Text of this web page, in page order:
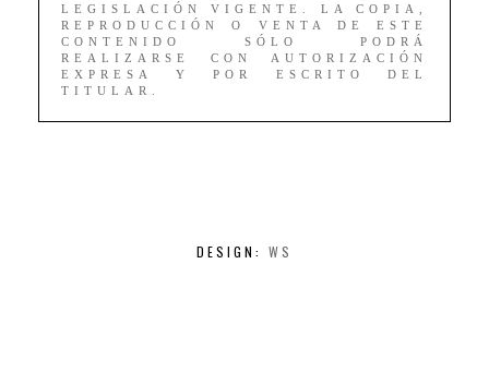
LEGISLACIÓN VIGENTE. LA COPIA,
REPRODUCCIÓN O VENTA DE ESTE
CONTENIDO SÓLO PODRÁ
REALIZARSE CON AUTORIZACIÓN
EXPRESA Y POR ESCRITO DEL
TITULAR.
DESIGN: WS